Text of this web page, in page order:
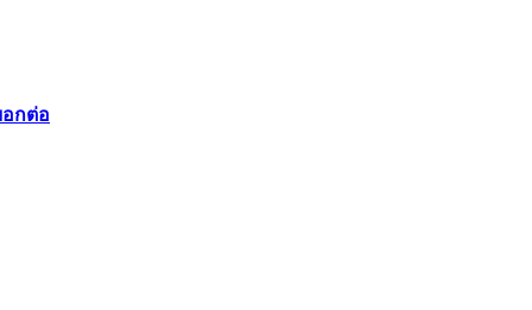
อกต่อ